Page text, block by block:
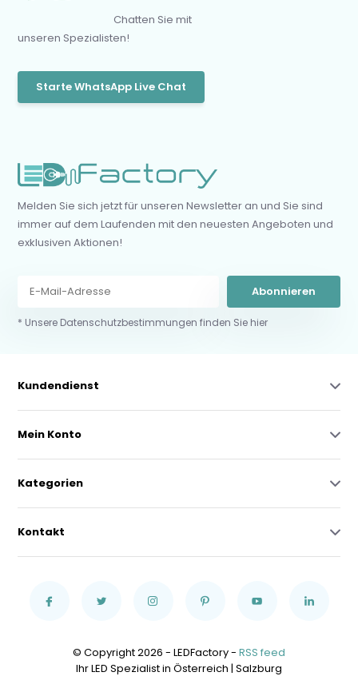
Chatten Sie mit
unseren Spezialisten!
Starte WhatsApp Live Chat
Melden Sie sich jetzt für unseren Newsletter an und Sie sind
immer auf dem Laufenden mit den neuesten Angeboten und
exklusiven Aktionen!
Abonnieren
* Unsere Datenschutzbestimmungen finden Sie hier
Kundendienst
Mein Konto
Kategorien
Kontakt
© Copyright 2026 - LEDFactory - RSS feed
Ihr LED Spezialist in Österreich | Salzburg